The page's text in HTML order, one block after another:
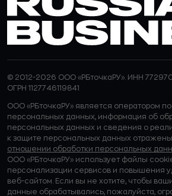
© 2012-2026 ООО «РБточкаРУ». ИНН
ОГРН 1127746119841
ООО «РБточкаРУ» является оператором
персональных данных, информация об
персональных данных и сведения о
к защите персональных данных
отношении обработки персональных
ООО «РБточкаРУ» использует файлы
персонализации сервисов и повышения
веб-сайтом. Если вы не хотите, чтобы
данные обрабатывались, пожалуйста,